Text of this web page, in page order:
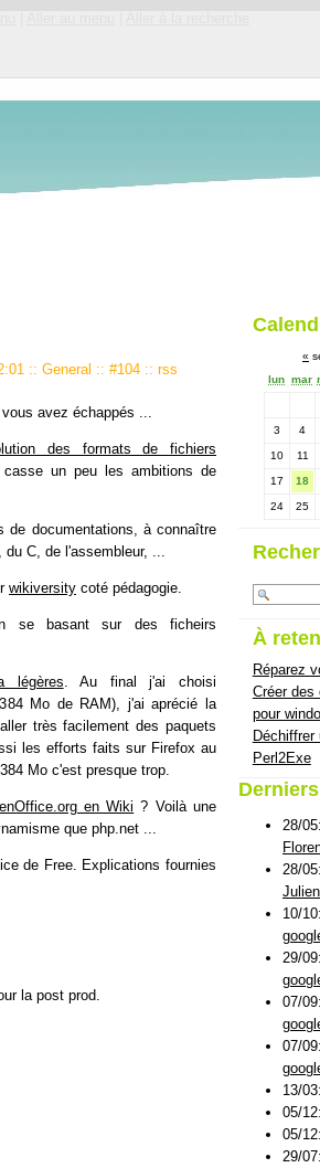
:: General :: #104 :: rss
avez échappés ...
des formats de fichiers
un peu les ambitions de
de documentations, à connaître
C, de l'assembleur, ...
wikiversity coté pédagogie.
se basant sur des ficheirs
légères. Au final j'ai choisi
Mo de RAM), j'ai aprécié la
très facilement des paquets
les efforts faits sur Firefox au
Mo c'est presque trop.
en Wiki ? Voilà une
que php.net ...
de Free. Explications fournies
la post prod.
«
lun mar
3 4
10 11
17 18
24 25
À
Réparez
Créer des
pour
Perl2Exe
28/05:
28/05:
10/10:
29/09:
07/09:
07/09:
13/03:
05/12:
05/12:
29/07: